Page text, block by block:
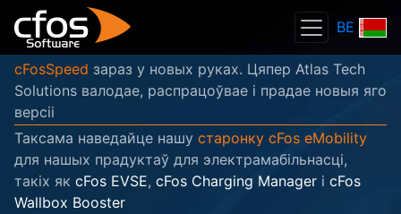
BE
cFosSpeed зараз у новых руках. Цяпер Atlas Tech
Solutions валодае, распрацоўвае і прадае новыя яго
версіі
Таксама наведайце нашу старонку cFos eMobility
для нашых прадуктаў для электрамабільнасці,
такіх як cFos EVSE, cFos Charging Manager і cFos
Wallbox Booster